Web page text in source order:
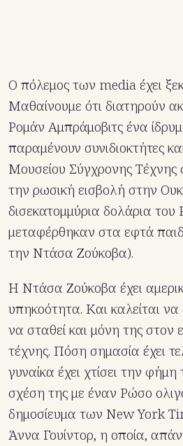
Ο πόλεμος των media έχει
Μαθαίνουμε ότι διατηρούν
Ρομάν Αμπράμοβιτς ένα
παραμένουν συνιδιοκτήτες
Μουσείου Σύγχρονης
την ρωσική εισβολή στην
δισεκατομμύρια δολάρια
μεταφέρθηκαν στα εφτά
την Ντάσα Ζούκοβα).
Η Ντάσα Ζούκοβα έχει
υπηκοότητα. Και καλείται να
να σταθεί και μόνη της στον
τέχνης. Πόση σημασία έχει
γυναίκα έχει χτίσει την
σχέση της με έναν Ρώσο
δημοσίευμα των Νew York
Άννα Γουίντορ, η οποία,